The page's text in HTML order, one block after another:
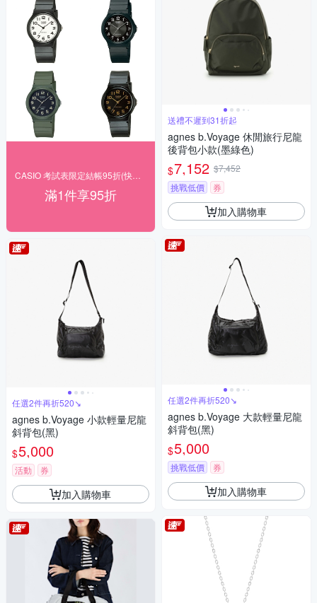
滿1件享95折
任選2件再折520↘
agnes b.Voyage 小款輕量尼龍
斜背包(黑)
$5,000
活動 券
加入購物車
送禮不遲到31折起
agnes b.Voyage 休閒旅行尼龍
後背包小款(墨綠色)
$7,152 $7,452
挑戰低價
券
加入購物車
任選2件再折520↘
agnes b.Voyage 大款輕量尼龍
斜背包(黑)
$5,000
挑戰低價 券
加入購物車